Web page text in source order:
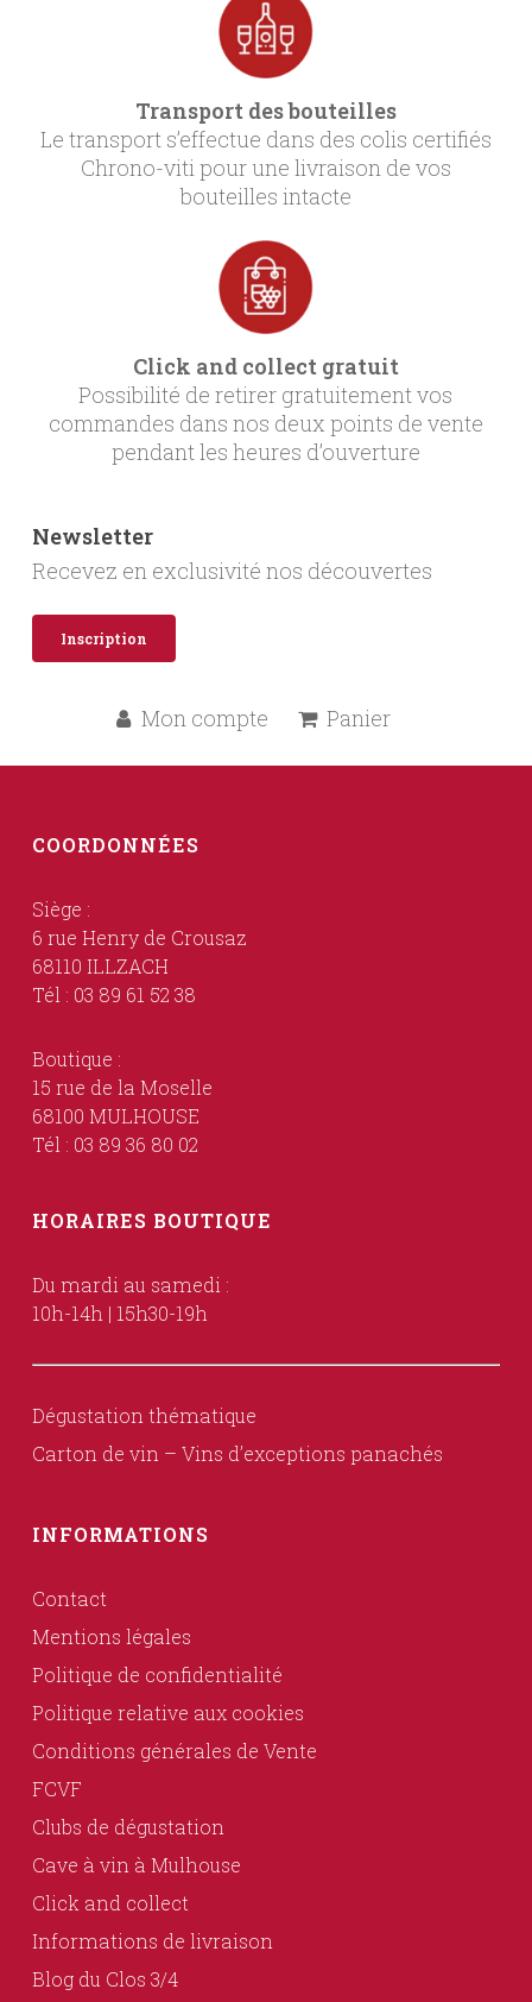
Transport des bouteilles
Le transport s’effectue dans des colis certifiés
Chrono-viti pour une livraison de vos
bouteilles intacte
Click and collect gratuit
Possibilité de retirer gratuitement vos
commandes dans nos deux points de vente
pendant les heures d’ouverture
Newsletter
Recevez en exclusivité nos découvertes
Inscription
Mon compte Panier
COORDONNÉES
Siège :
6 rue Henry de Crousaz
68110 ILLZACH
Tél : 03 89 61 52 38
Boutique :
15 rue de la Moselle
68100 MULHOUSE
Tél : 03 89 36 80 02
HORAIRES BOUTIQUE
Du mardi au samedi :
10h-14h | 15h30-19h
Dégustation thématique
Carton de vin – Vins d’exceptions panachés
INFORMATIONS
Contact
Mentions légales
Politique de confidentialité
Politique relative aux cookies
Conditions générales de Vente
FCVF
Clubs de dégustation
Cave à vin à Mulhouse
Click and collect
Informations de livraison
Blog du Clos 3/4